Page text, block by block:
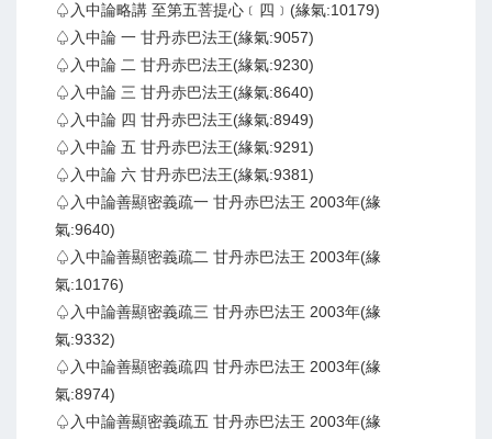
♤入中論略講 至第五菩提心﹝四﹞(緣氣:10179)
♤入中論 一 甘丹赤巴法王(緣氣:9057)
♤入中論 二 甘丹赤巴法王(緣氣:9230)
♤入中論 三 甘丹赤巴法王(緣氣:8640)
♤入中論 四 甘丹赤巴法王(緣氣:8949)
♤入中論 五 甘丹赤巴法王(緣氣:9291)
♤入中論 六 甘丹赤巴法王(緣氣:9381)
♤入中論善顯密義疏一 甘丹赤巴法王 2003年(緣
氣:9640)
♤入中論善顯密義疏二 甘丹赤巴法王 2003年(緣
氣:10176)
♤入中論善顯密義疏三 甘丹赤巴法王 2003年(緣
氣:9332)
♤入中論善顯密義疏四 甘丹赤巴法王 2003年(緣
氣:8974)
♤入中論善顯密義疏五 甘丹赤巴法王 2003年(緣